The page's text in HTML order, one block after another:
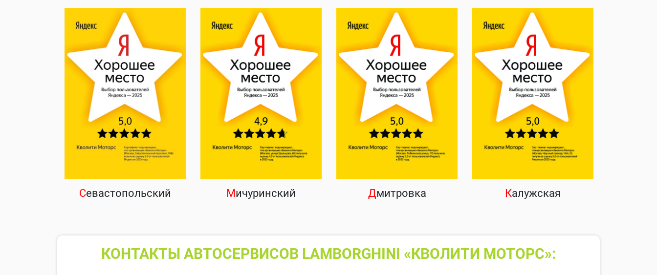
Севастопольский Мичуринский Дмитровка Калужская
КОНТАКТЫ АВТОСЕРВИСОВ LAMBORGHINI «КВОЛИТИ МОТОРС»: